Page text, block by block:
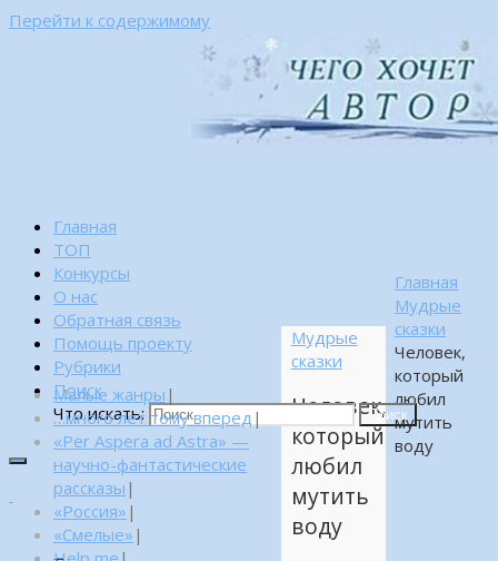
Перейти к содержимому
Главная
ТОП
Конкурсы
О нас
Обратная связь
Помощь проекту
Рубрики
Поиск
Что искать:
Поиск
Главная
Мудрые
сказки
Человек,
который
любил
мутить
воду
Мудрые
сказки
Человек,
который
любил
мутить
воду
Малые жанры |
…много лет тому вперед |
«Per Aspera ad Astra» —
научно-фантастические
рассказы |
«Россия» |
«Смелые» |